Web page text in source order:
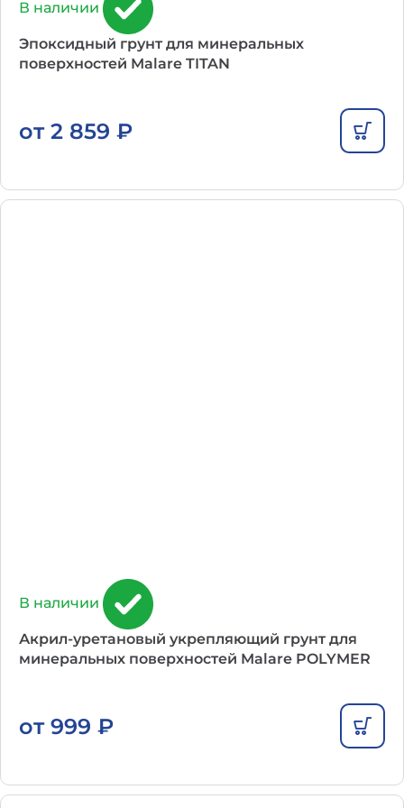
В наличии
Эпоксидный грунт для минеральных
поверхностей Malare TITAN
от 2 859 ₽
В наличии
Акрил-уретановый укрепляющий грунт для
минеральных поверхностей Malare POLYMER
от 999 ₽